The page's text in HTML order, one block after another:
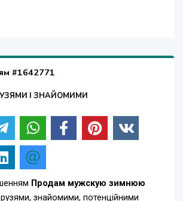
#1642771
І ЗНАЙОМИМИ
Продам мужскую зимнюю
знайомими, потенційними